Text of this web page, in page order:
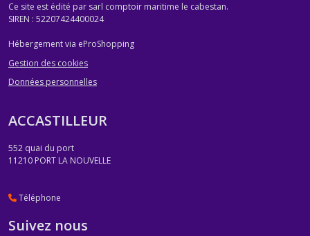
Ce site est édité par sarl comptoir maritime le cabestan.
SIREN : 52207424400024
Hébergement via eProShopping
Gestion des cookies
Données personnelles
ACCASTILLEUR
552 quai du port
11210 PORT LA NOUVELLE
Téléphone
Suivez nous